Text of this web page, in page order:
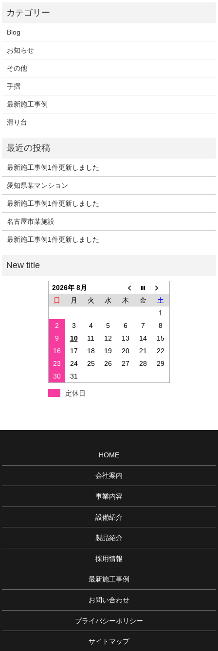
Blog
お知らせ
その他
手摺
最新施工事例
滑り台
最新施工事例1件更新しました
愛知県某マンション
最新施工事例1件更新しました
名古屋市某施設
最新施工事例1件更新しました
2026年 8月
日
月 火 水 木 金
土
1
2
3 4 5 6 7
8
9
10 11 12 13 14
15
16
17 18 19 20 21
22
23
24 25 26 27 28
29
30
31
定休日
HOME
会社案内
事業内容
設備紹介
製品紹介
採用情報
最新施工事例
お問い合わせ
プライバシーポリシー
サイトマップ